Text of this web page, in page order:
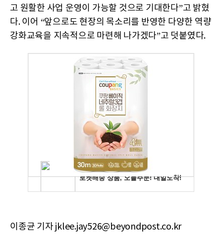
고 원활한 사업 운영이 가능할 것으로 기대한다”고 밝혔
다. 이어 “앞으로도 현장의 목소리를 반영한 다양한 역량
강화교육을 지속적으로 마련해 나가겠다”고 덧붙였다.
이종균 기자 jklee.jay526@beyondpost.co.kr